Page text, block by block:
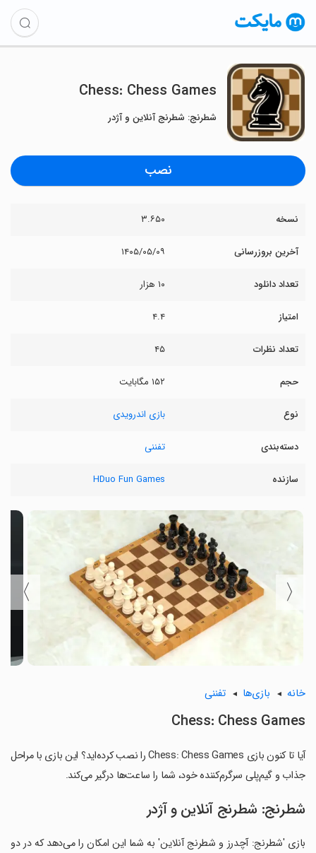
Chess: Chess Games
شطرنج: شطرنج آنلاین و آژدر
نصب
نسخه ۳.۶۵۰
آخرین بروزرسانی ۱۴۰۵/۰۵/۰۹
تعداد دانلود ۱۰ هزار
امتیاز ۴.۴
تعداد نظرات ۴۵
حجم ۱۵۲ مگابایت
نوع بازی اندرویدی
دسته‌بندی تفننی
سازنده HDuo Fun Games
〈
〉
خانه بازی‌ها تفننی
Chess: Chess Games
آیا تا کنون بازی Chess: Chess Games را نصب کرده‌اید؟ این بازی با مراحل
جذاب و گیم‌پلی سرگرم‌کننده خود، شما را ساعت‌ها درگیر می‌کند.
شطرنج: شطرنج آنلاین و آژدر
بازی 'شطرنج: آچدرز و شطرنج آنلاین' به شما این امکان را می‌دهد که در دو